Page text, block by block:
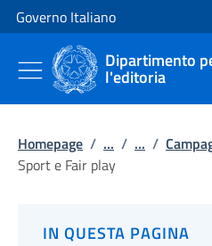
Vai al contenuto
Vai alla navigazione del sito
Governo Italiano
Dipartimento
l'editoria
Homepage / ... / ... /
Sport e Fair play
IN QUESTA PAGINA